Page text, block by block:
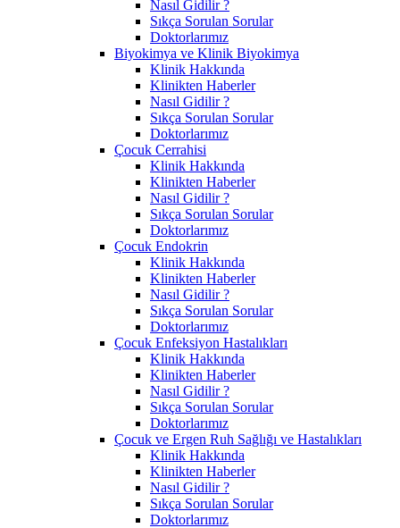
Nasıl Gidilir ?
Sıkça Sorulan Sorular
Doktorlarımız
Biyokimya ve Klinik Biyokimya
Klinik Hakkında
Klinikten Haberler
Nasıl Gidilir ?
Sıkça Sorulan Sorular
Doktorlarımız
Çocuk Cerrahisi
Klinik Hakkında
Klinikten Haberler
Nasıl Gidilir ?
Sıkça Sorulan Sorular
Doktorlarımız
Çocuk Endokrin
Klinik Hakkında
Klinikten Haberler
Nasıl Gidilir ?
Sıkça Sorulan Sorular
Doktorlarımız
Çocuk Enfeksiyon Hastalıkları
Klinik Hakkında
Klinikten Haberler
Nasıl Gidilir ?
Sıkça Sorulan Sorular
Doktorlarımız
Çocuk ve Ergen Ruh Sağlığı ve Hastalıkları
Klinik Hakkında
Klinikten Haberler
Nasıl Gidilir ?
Sıkça Sorulan Sorular
Doktorlarımız